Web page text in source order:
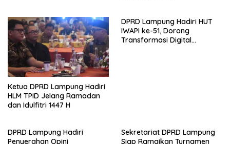
Ketua DPRD Lampung Hadiri
HLM TPID Jelang Ramadan
dan Idulfitri 1447 H
DPRD Lampung Hadiri HUT
IWAPI ke-51, Dorong
Transformasi Digital
DPRD Lampung Hadiri
Penyerahan Opini
Sekretariat DPRD Lampung
Siap Ramaikan Turnamen